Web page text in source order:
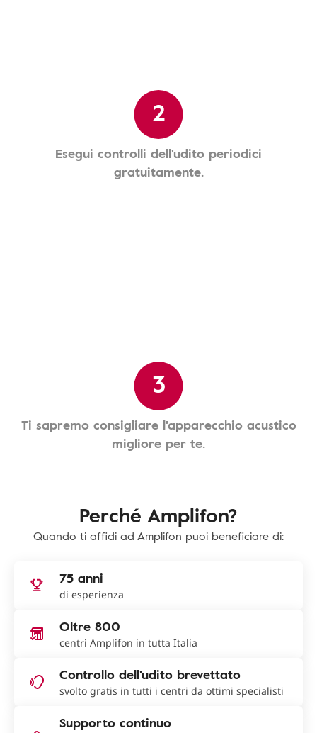
2
Esegui controlli dell'udito periodici
gratuitamente.
3
Ti sapremo consigliare l'apparecchio acustico
migliore per te.
Perché Amplifon?
Quando ti affidi ad Amplifon puoi beneficiare di:
75 anni
di esperienza
Oltre 800
centri Amplifon in tutta Italia
Controllo dell'udito brevettato
svolto gratis in tutti i centri da ottimi specialisti
Supporto continuo